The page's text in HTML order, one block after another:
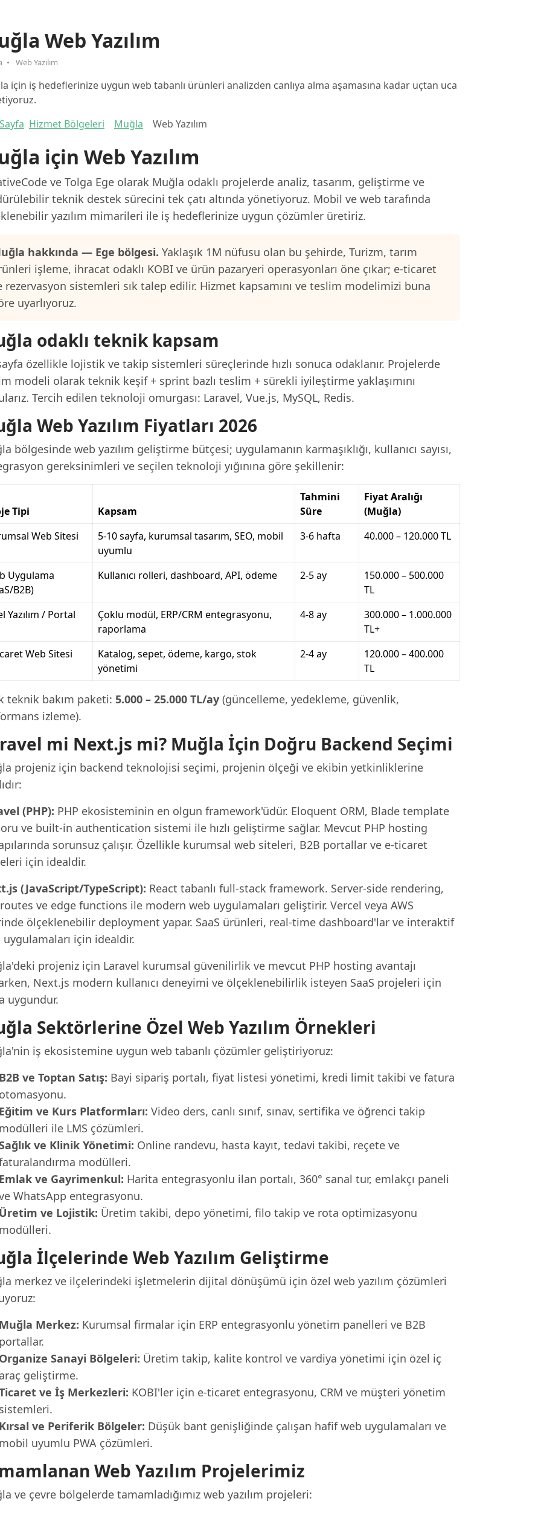
Web Yazılım
Web Yazılım
için iş hedeflerinize uygun web tabanlı ürünleri analizden canlıya alma aşamasına kadar uçtan uca
Hizmet Bölgeleri Muğla Web Yazılım
için Web Yazılım
ve Tolga Ege olarak Muğla odaklı projelerde analiz, tasarım, geliştirme ve
teknik destek sürecini tek çatı altında yönetiyoruz. Mobil ve web tarafında
yazılım mimarileri ile iş hedeflerinize uygun çözümler üretiriz.
hakkında — Ege bölgesi. Yaklaşık 1M nüfusu olan bu şehirde, Turizm, tarım
işleme, ihracat odaklı KOBI ve ürün pazaryeri operasyonları öne çıkar; e-ticaret
rezervasyon sistemleri sık talep edilir. Hizmet kapsamını ve teslim modelimizi buna
uyarlıyoruz.
odaklı teknik kapsam
özellikle lojistik ve takip sistemleri süreçlerinde hızlı sonuca odaklanır. Projelerde
modeli olarak teknik keşif + sprint bazlı teslim + sürekli iyileştirme yaklaşımını
Tercih edilen teknoloji omurgası: Laravel, Vue.js, MySQL, Redis.
Web Yazılım Fiyatları 2026
bölgesinde web yazılım geliştirme bütçesi; uygulamanın karmaşıklığı, kullanıcı sayısı,
gereksinimleri ve seçilen teknoloji yığınına göre şekillenir:
Tipi Kapsam
Tahmini
Süre
Fiyat Aralığı
(Muğla)
Web Sitesi
5-10 sayfa, kurumsal tasarım, SEO, mobil
uyumlu
3-6 hafta 40.000 – 120.000 TL
Uygulama
B2B)
Kullanıcı rolleri, dashboard, API, ödeme 2-5 ay
150.000 – 500.000
TL
Yazılım / Portal
Çoklu modül, ERP/CRM entegrasyonu,
raporlama
4-8 ay
300.000 – 1.000.000
TL+
Web Sitesi
Katalog, sepet, ödeme, kargo, stok
yönetimi
2-4 ay
120.000 – 400.000
TL
teknik bakım paketi: 5.000 – 25.000 TL/ay (güncelleme, yedekleme, güvenlik,
izleme).
mi Next.js mi? Muğla İçin Doğru Backend Seçimi
projeniz için backend teknolojisi seçimi, projenin ölçeği ve ekibin yetkinliklerine
(PHP): PHP ekosisteminin en olgun framework'üdür. Eloquent ORM, Blade template
ve built-in authentication sistemi ile hızlı geliştirme sağlar. Mevcut PHP hosting
sorunsuz çalışır. Özellikle kurumsal web siteleri, B2B portallar ve e-ticaret
için idealdir.
(JavaScript/TypeScript): React tabanlı full-stack framework. Server-side rendering,
ve edge functions ile modern web uygulamaları geliştirir. Vercel veya AWS
ölçeklenebilir deployment yapar. SaaS ürünleri, real-time dashboard'lar ve interaktif
uygulamaları için idealdir.
projeniz için Laravel kurumsal güvenilirlik ve mevcut PHP hosting avantajı
Next.js modern kullanıcı deneyimi ve ölçeklenebilirlik isteyen SaaS projeleri için
uygundur.
Sektörlerine Özel Web Yazılım Örnekleri
iş ekosistemine uygun web tabanlı çözümler geliştiriyoruz:
B2B ve Toptan Satış: Bayi sipariş portalı, fiyat listesi yönetimi, kredi limit takibi ve fatura
otomasyonu.
Eğitim ve Kurs Platformları: Video ders, canlı sınıf, sınav, sertifika ve öğrenci takip
modülleri ile LMS çözümleri.
ve Klinik Yönetimi: Online randevu, hasta kayıt, tedavi takibi, reçete ve
modülleri.
Emlak ve Gayrimenkul: Harita entegrasyonlu ilan portalı, 360° sanal tur, emlakçı paneli
WhatsApp entegrasyonu.
Üretim ve Lojistik: Üretim takibi, depo yönetimi, filo takip ve rota optimizasyonu
modülleri.
İlçelerinde Web Yazılım Geliştirme
merkez ve ilçelerindeki işletmelerin dijital dönüşümü için özel web yazılım çözümleri
Muğla Merkez: Kurumsal firmalar için ERP entegrasyonlu yönetim panelleri ve B2B
portallar.
Organize Sanayi Bölgeleri: Üretim takip, kalite kontrol ve vardiya yönetimi için özel iç
araç geliştirme.
ve İş Merkezleri: KOBI'ler için e-ticaret entegrasyonu, CRM ve müşteri yönetim
sistemleri.
Kırsal ve Periferik Bölgeler: Düşük bant genişliğinde çalışan hafif web uygulamaları ve
mobil uyumlu PWA çözümleri.
Web Yazılım Projelerimiz
ve çevre bölgelerde tamamladığımız web yazılım projeleri: